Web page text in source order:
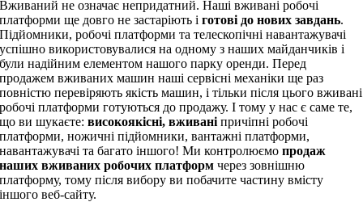
Вживаний не означає непридатний. Наші вживані робочі
платформи ще довго не застаріють іготові до нових завдань.
Підйомники, робочі платформи та телескопічні навантажувачі
успішно використовувалися на одному з наших майданчиків і
були надійним елементом нашого парку оренди. Перед
продажем вживаних машин наші сервісні механіки ще раз
повністю перевіряють якість машин, і тільки після цього вживані
робочі платформи готуються до продажу. І тому у нас є саме те,
що ви шукаєте:високоякісні, вживані причіпні робочі
платформи, ножичні підйомники, вантажні платформи,
навантажувачі та багато іншого! Ми контролюємопродаж
наших вживаних робочих платформ через зовнішню
платформу, тому після вибору ви побачите частину вмісту
іншого веб-сайту.